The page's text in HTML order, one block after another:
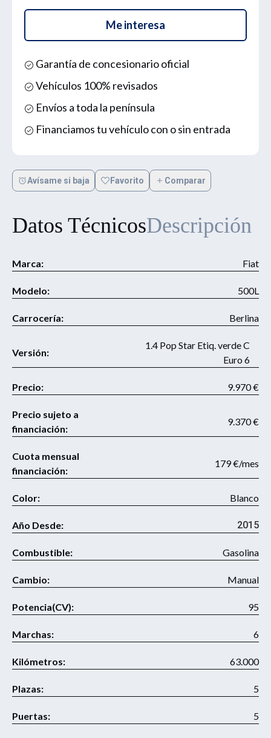
Me interesa
Garantía de concesionario oficial
Vehículos 100% revisados
Envíos a toda la península
Financiamos tu vehículo con o sin entrada
Avísame si baja Favorito Comparar
Datos TécnicosDescripción
Marca: Fiat
Modelo: 500L
Carrocería: Berlina
Versión:
1.4 Pop Star Etiq. verde C
Euro 6
Precio: 9.970 €
Precio sujeto a
financiación:
9.370 €
Cuota mensual
financiación:
179 €/mes
Color: Blanco
Año Desde: 2015
Combustible: Gasolina
Cambio: Manual
Potencia(CV): 95
Marchas: 6
Kilómetros: 63.000
Plazas: 5
Puertas: 5